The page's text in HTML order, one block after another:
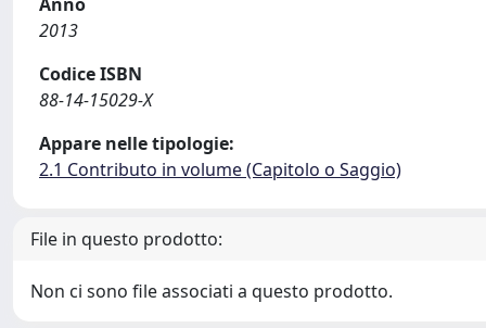
2013
Codice ISBN
88-14-15029-X
Appare nelle tipologie:
2.1 Contributo in volume (Capitolo o Saggio)
File in questo prodotto:
Non ci sono file associati a questo prodotto.